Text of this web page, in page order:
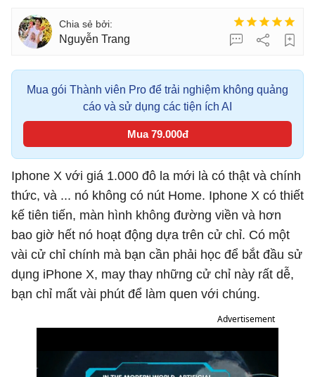
Nguyễn Trang
Mua gói Thành viên Pro để trải nghiệm không quảng
cáo và sử dụng các tiện ích AI
Mua 79.000đ
Iphone X với giá 1.000 đô la mới là có thật và chính
thức, và ... nó không có nút Home. Iphone X có thiết
kế tiên tiến, màn hình không đường viền và hơn
bao giờ hết nó hoạt động dựa trên cử chỉ. Có một
vài cử chỉ chính mà bạn cần phải học để bắt đầu sử
dụng iPhone X, may thay những cử chỉ này rất dễ,
bạn chỉ mất vài phút để làm quen với chúng.
Advertisement